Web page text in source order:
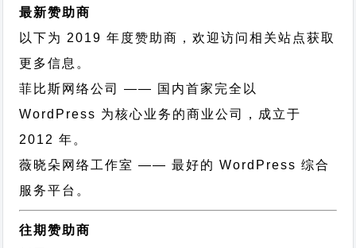
最新赞助商
以下为 2019 年度赞助商，欢迎访问相关站点获取
更多信息。
菲比斯网络公司
—— 国内首家完全以
WordPress 为核心业务的商业公司，成立于
2012 年。
薇晓朵网络工作室 —— 最好的 WordPress 综合
服务平台。
往期赞助商